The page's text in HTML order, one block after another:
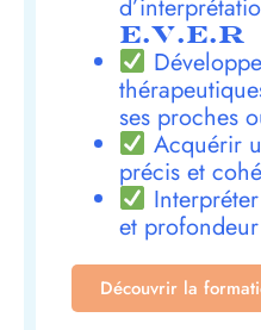
E.V.E.R
ses proches
Acquérir
précis et
et profondeur
Découvrir la